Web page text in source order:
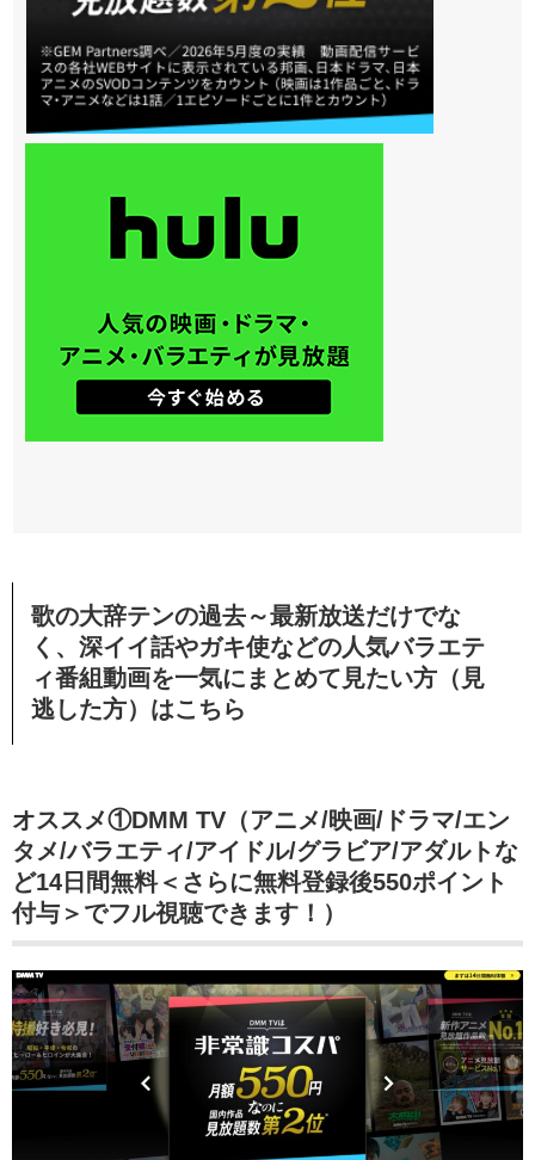
歌の大辞テンの過去～最新放送だけでな
く、深イイ話やガキ使などの人気バラエテ
ィ番組動画を一気にまとめて見たい方（見
逃した方）はこちら
オススメ①DMM TV（アニメ/映画/ドラマ/エン
タメ/バラエティ/アイドル/グラビア/アダルトな
ど14日間無料＜さらに無料登録後550ポイント
付与＞でフル視聴できます！）